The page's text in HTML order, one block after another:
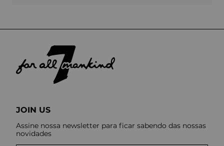
JOIN US
Assine nossa newsletter para ficar sabendo das nossas
novidades